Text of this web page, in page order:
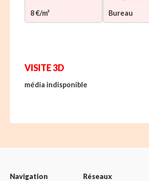
8 €/m²
Bureau
VISITE 3D
média indisponible
Navigation Réseaux